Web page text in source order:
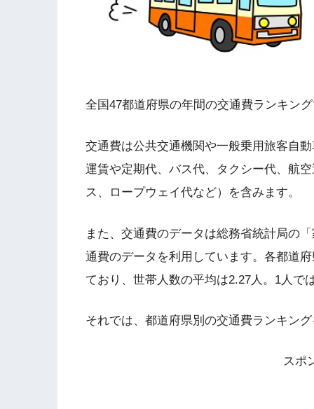
全国47都道府県の年間の交通費ランキン
交通費は公共交通機関や一般乗用旅客自
運賃や定期代、バス代、タクシー代、航
ス、ロープウェイ代など）を含みます。
また、交通費のデータは総務省統計局の
通費のデータを利用しています。各都道
ており、世帯人数の平均は2.27人。1人で
それでは、都道府県別の交通費ランキン
スポ